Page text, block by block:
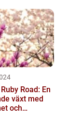
Road: En
växt med
och